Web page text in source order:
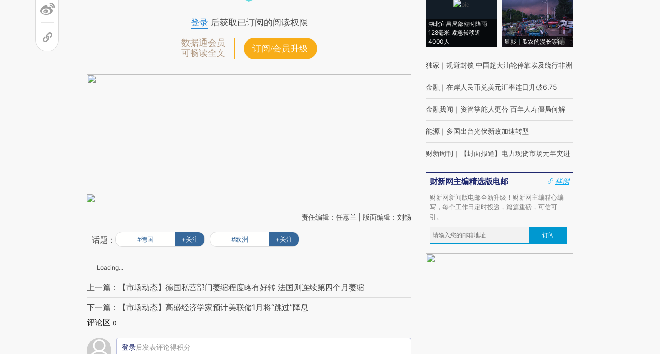
登录后获取已订阅的阅读权限
数据通会员
可畅读全文
订阅/会员升级
责任编辑：任蕙兰 | 版面编辑：刘畅
话题： #德国 +关注 #欧洲 +关注
Loading...
上一篇：【市场动态】德国私营部门萎缩程度略有好转 法国则连续第四个月萎缩
下一篇：【市场动态】高盛经济学家预计美联储1月将“跳过”降息
评论区 0
登录后发表评论得积分
湖北宜昌局部短时降雨
128毫米 紧急转移近
4000人
显影｜瓜农的漫长等待
独家 ｜ 规避封锁 中国超大油轮停靠埃及绕行非洲
金融 ｜ 在岸人民币兑美元汇率连日升破6.75
金融我闻 ｜ 资管掌舵人更替 百年人寿僵局何解
能源 ｜ 多国出台光伏新政加速转型
财新周刊 ｜ 【封面报道】电力现货市场元年突进
财新网主编精选版电邮
样例
财新网新闻版电邮全新升级！财新网主编精心编
写，每个工作日定时投递，篇篇重磅，可信可
引。
订阅